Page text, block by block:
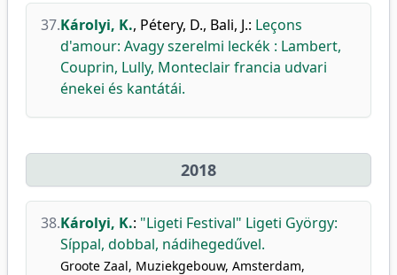
37.Károlyi, K., Pétery, D., Bali, J.: Leçons
d'amour: Avagy szerelmi leckék : Lambert,
Couprin, Lully, Monteclair francia udvari
énekei és kantátái.
2018
38.Károlyi, K.: "Ligeti Festival" Ligeti György:
Síppal, dobbal, nádihegedűvel.
Groote Zaal, Muziekgebouw, Amsterdam,